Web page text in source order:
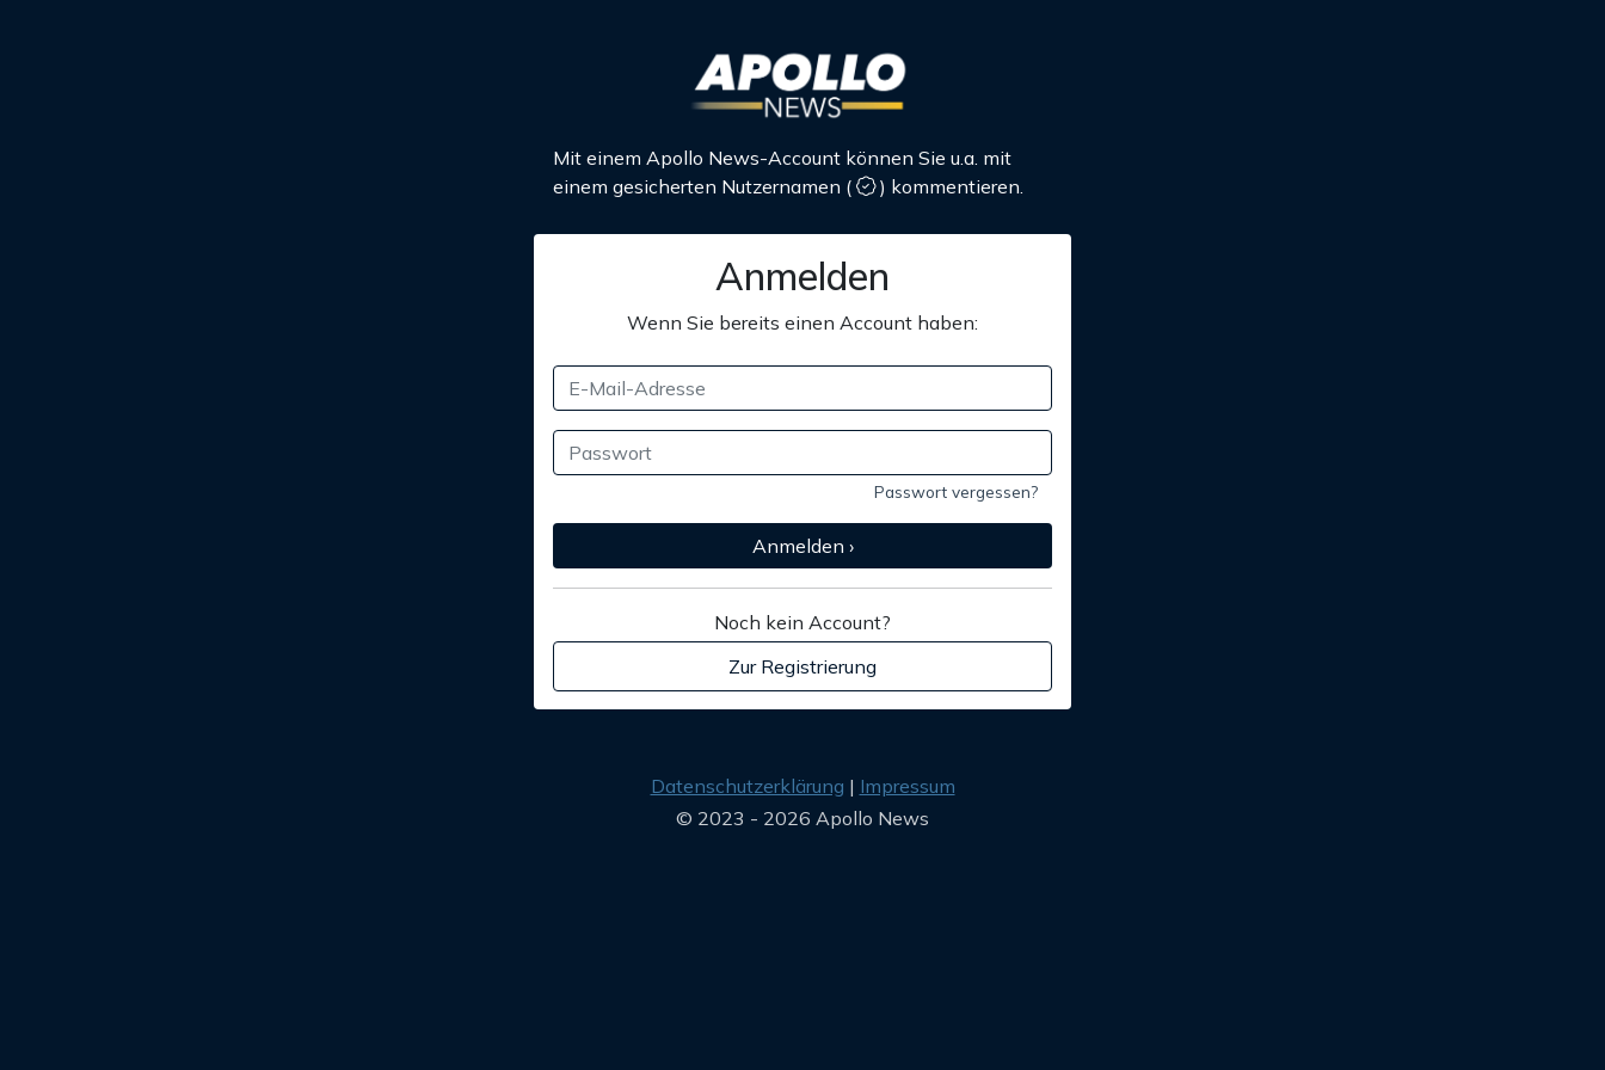
Mit einem Apollo News-Account können Sie u.a. mit
einem gesicherten Nutzernamen ( ) kommentieren.
Anmelden
Wenn Sie bereits einen Account haben:
Passwort vergessen?
Anmelden ›
Noch kein Account?
Zur Registrierung
Datenschutzerklärung
Impressum
© 2023 - 2026 Apollo News